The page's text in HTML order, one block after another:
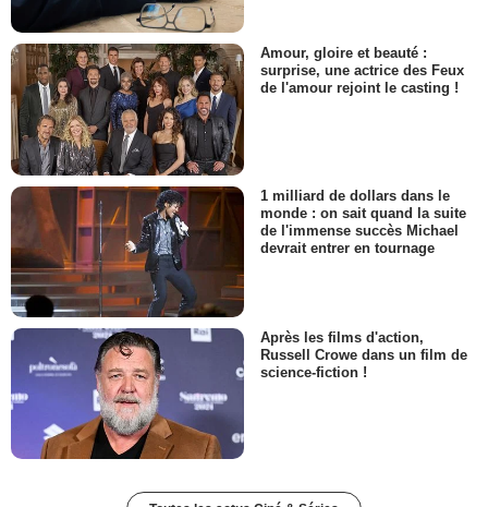
Amour, gloire et beauté :
surprise, une actrice des Feux
de l'amour rejoint le casting !
1 milliard de dollars dans le
monde : on sait quand la suite
de l'immense succès Michael
devrait entrer en tournage
Après les films d'action,
Russell Crowe dans un film de
science-fiction !